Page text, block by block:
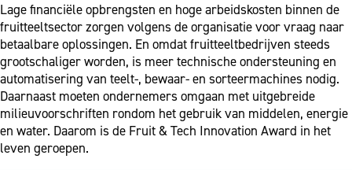
Lage financiële opbrengsten en hoge arbeidskosten binnen de
fruitteeltsector zorgen volgens de organisatie voor vraag naar
betaalbare oplossingen. En omdat fruitteeltbedrijven steeds
grootschaliger worden, is meer technische ondersteuning en
automatisering van teelt-, bewaar- en sorteermachines nodig.
Daarnaast moeten ondernemers omgaan met uitgebreide
milieuvoorschriften rondom het gebruik van middelen, energie
en water. Daarom is de Fruit & Tech Innovation Award in het
leven geroepen.